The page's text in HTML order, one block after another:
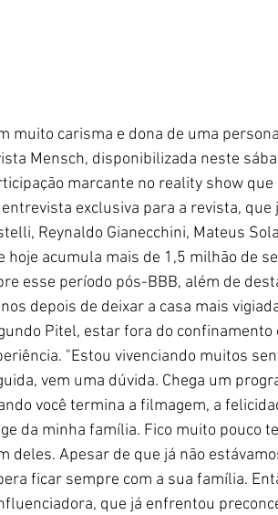
muito carisma e dona de uma
Mensch, disponibilizada neste
marcante no reality show
entrevista exclusiva para a revista,
Reynaldo Gianecchini, Mateus
hoje acumula mais de 1,5 milhão de
esse período pós-BBB, além de
depois de deixar a casa mais
Pitel, estar fora do
"Estou vivenciando muitos
vem uma dúvida. Chega um
você termina a filmagem, a
da minha família. Fico muito pouco
deles. Apesar de que já não
ficar sempre com a sua família.
que já enfrentou